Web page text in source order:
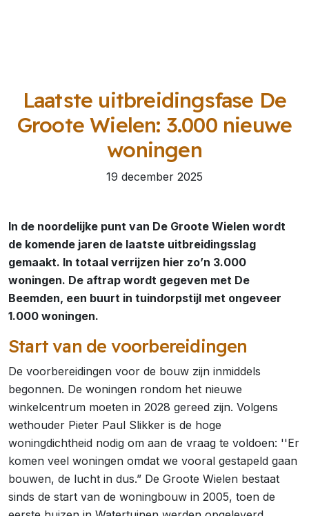
Laatste uitbreidingsfase De
Groote Wielen: 3.000 nieuwe
woningen
19 december 2025
In de noordelijke punt van De Groote Wielen wordt
de komende jaren de laatste uitbreidingsslag
gemaakt. In totaal verrijzen hier zo’n 3.000
woningen. De aftrap wordt gegeven met De
Beemden, een buurt in tuindorpstijl met ongeveer
1.000 woningen.
Start van de voorbereidingen
De voorbereidingen voor de bouw zijn inmiddels
begonnen. De woningen rondom het nieuwe
winkelcentrum moeten in 2028 gereed zijn. Volgens
wethouder Pieter Paul Slikker is de hoge
woningdichtheid nodig om aan de vraag te voldoen: ''Er
komen veel woningen omdat we vooral gestapeld gaan
bouwen, de lucht in dus.” De Groote Wielen bestaat
sinds de start van de woningbouw in 2005, toen de